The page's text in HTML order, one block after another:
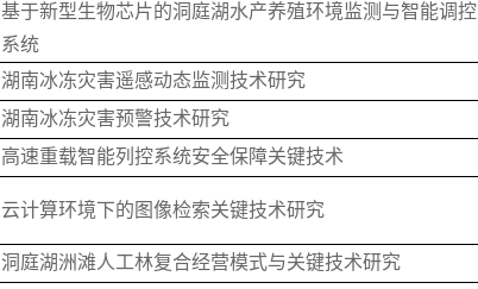
基于新型生物芯片的洞庭湖水产养殖环境监测与智能调控
系统
湖南冰冻灾害遥感动态监测技术研究
湖南冰冻灾害预警技术研究
高速重载智能列控系统安全保障关键技术
云计算环境下的图像检索关键技术研究
洞庭湖洲滩人工林复合经营模式与关键技术研究